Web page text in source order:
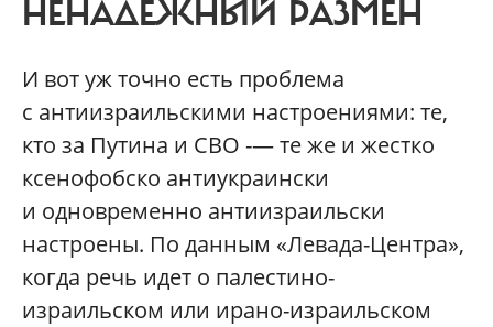
НЕНАДЕЖНЫЙ РАЗМЕН
И вот уж точно есть проблема
с антиизраильскими настроениями: те,
кто за Путина и СВО -— те же и жестко
ксенофобско антиукраински
и одновременно антиизраильски
настроены. По данным «Левада-Центра»,
когда речь идет о палестино-
израильском или ирано-израильском